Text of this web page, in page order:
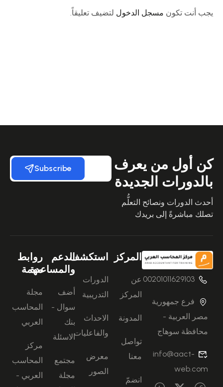
يجب أنت تكون مسجل الدخول لتضيف تعليقاً.
كن أول من يعرف
بالدورات الجديدة
أحدث الدورات ونصائح التعلُّم
تصلك مباشرةً إلى بريدك
Subscribe
00201011629103
فرع جمهورية
مصر العربية -
محافظة سوهاج
info@aact-
web.com
المركز
عن
المركز
المدونة
تواصل
معنا
انضمّ
استكشف
الدورات
التدريبية
الاحداث
والفاعليات
معرض
الصور
الدعم
والمساعدة
أضف
سوال -
بنك
الاسئلة
مجتمع
مجلة
روابط
مهمة
مجلة
المحاسب
العربي
مركز
المحاسب
العربي -